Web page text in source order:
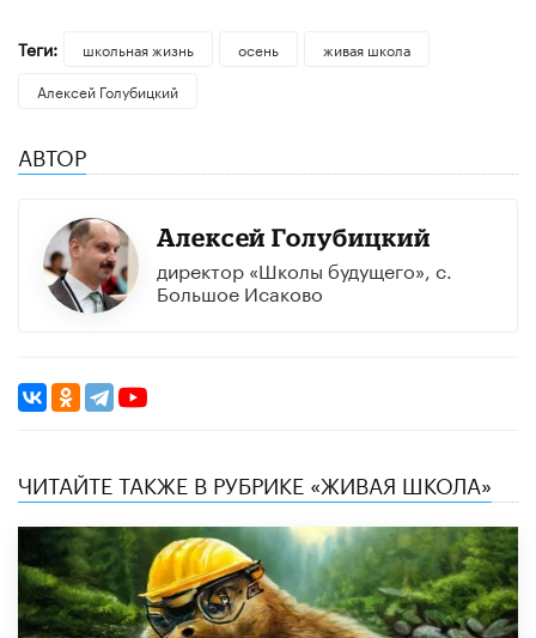
Теги: школьная жизнь осень
живая школа
Алексей Голубицкий
АВТОР
Алексей Голубицкий
директор «Школы будущего», с.
Большое Исаково
ЧИТАЙТЕ ТАКЖЕ В РУБРИКЕ «ЖИВАЯ ШКОЛА»